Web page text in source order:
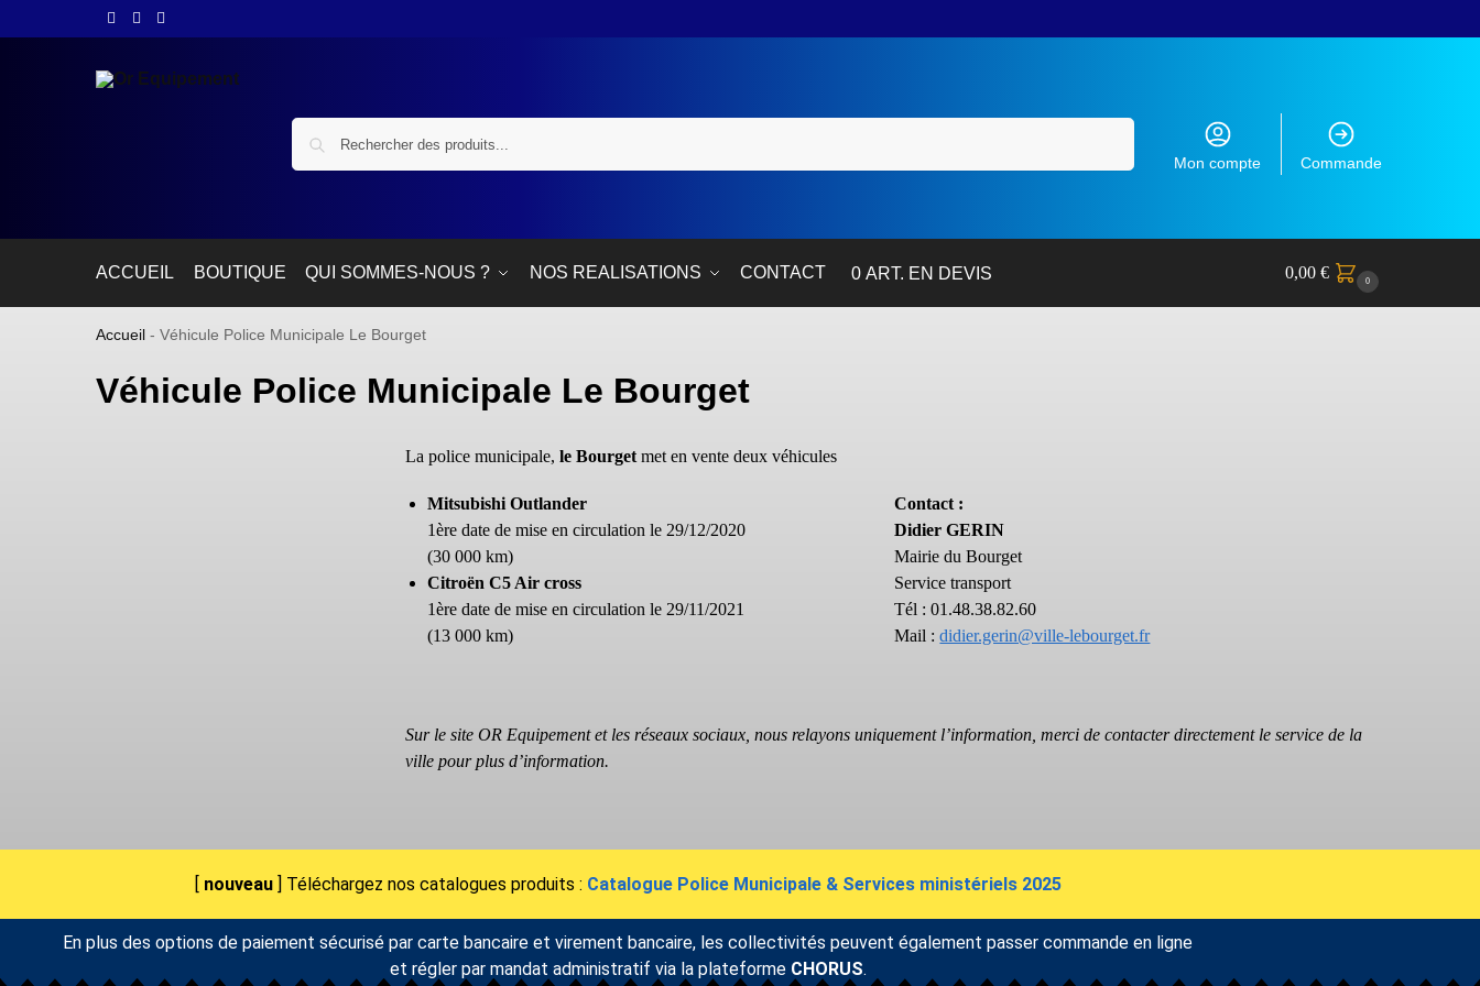
Mon compte Commande
ACCUEIL BOUTIQUE QUI SOMMES-NOUS ? NOS REALISATIONS CONTACT 0 ART. EN DEVIS 0,00 € 0
Accueil - Véhicule Police Municipale Le Bourget
Véhicule Police Municipale Le Bourget
La police municipale, le Bourgetmet en vente deux véhicules
Mitsubishi Outlander
1ère date de mise en circulation le 29/12/2020
(30 000 km)
Citroën C5 Air cross
1ère date de mise en circulation le 29/11/2021
(13 000 km)
Contact :
Didier GERIN
Mairie du Bourget
Service transport
Tél : 01.48.38.82.60
Mail :didier.gerin@ville-lebourget.fr
Sur le site OR Equipement et les réseaux sociaux, nous relayons uniquement l’information, merci de contacter directement le service de la
ville pour plus d’information.
[ nouveau ] Téléchargez nos catalogues produits : Catalogue Police Municipale & Services ministériels 2025
En plus des options de paiement sécurisé par carte bancaire et virement bancaire, les collectivités peuvent également passer commande en ligne
et régler par mandat administratif via la plateforme CHORUS.